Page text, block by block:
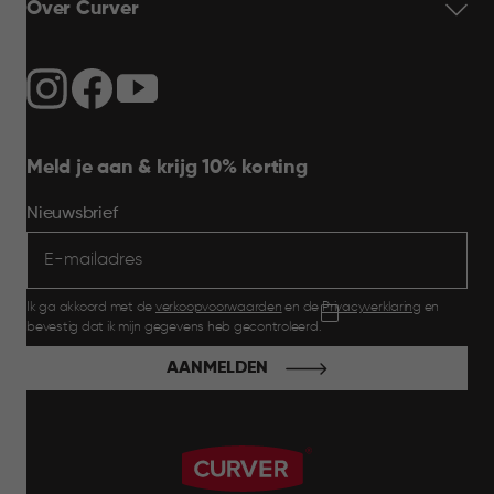
Over Curver
Meld je aan & krijg 10% korting
Nieuwsbrief
Ik ga akkoord met de verkoopvoorwaarden en dePrivacyverklaring en
bevestig dat ik mijn gegevens heb gecontroleerd.
AANMELDEN